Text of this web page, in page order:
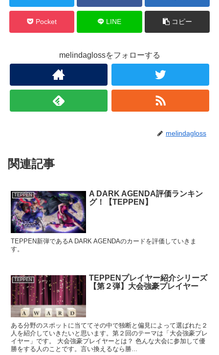
Pocket LINE コピー
melindaglossをフォローする
melindagloss
関連記事
TEPPEN
A DARK AGENDA評価ランキン
グ！【TEPPEN】
TEPPEN新弾であるA DARK AGENDAのカードを評価していきま
す。
TEPPEN
TEPPENプレイヤー紹介シリーズ
【第２弾】大会強豪プレイヤー
ある分野のスポットに当ててその中で独断と偏見によって選ばれた２
人を紹介していきたいと思います。第２回のテーマは「大会強豪プレ
イヤー」です。 大会強豪プレイヤーとは？ 色んな大会に参加して優
勝をする人のことです。言い換えるなら勝...